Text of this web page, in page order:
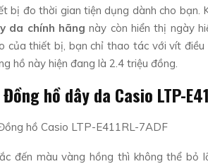
bị đo thời gian tiện dụng dành cho bạn.
da chính hãngnày còn hiển thị ngày
của thiết bị, bạn chỉ thao tác với vít
hồ này hiện đang là 2.4 triệu đồng.
hồ dây da Casio LTP-
đến màu vàng hồng thì không thể bỏ